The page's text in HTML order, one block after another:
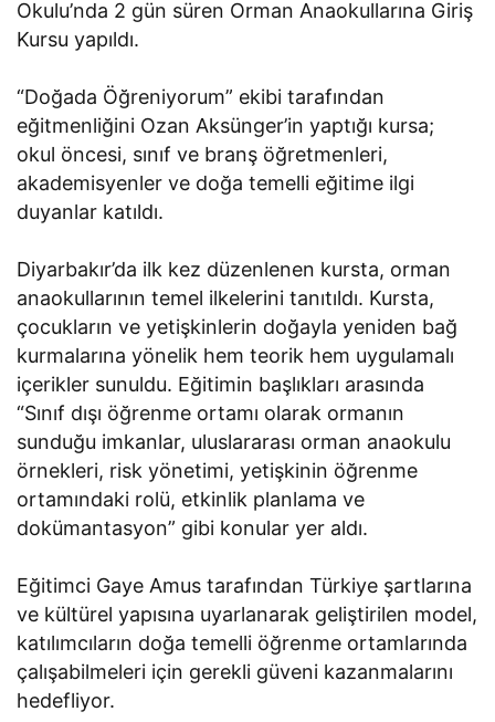
Okulu’nda 2 gün süren Orman Anaokullarına Giriş
Kursu yapıldı.
“Doğada Öğreniyorum” ekibi tarafından
eğitmenliğini Ozan Aksünger’in yaptığı kursa;
okul öncesi, sınıf ve branş öğretmenleri,
akademisyenler ve doğa temelli eğitime ilgi
duyanlar katıldı.
Diyarbakır’da ilk kez düzenlenen kursta, orman
anaokullarının temel ilkelerini tanıtıldı. Kursta,
çocukların ve yetişkinlerin doğayla yeniden bağ
kurmalarına yönelik hem teorik hem uygulamalı
içerikler sunuldu. Eğitimin başlıkları arasında
“Sınıf dışı öğrenme ortamı olarak ormanın
sunduğu imkanlar, uluslararası orman anaokulu
örnekleri, risk yönetimi, yetişkinin öğrenme
ortamındaki rolü, etkinlik planlama ve
dokümantasyon” gibi konular yer aldı.
Eğitimci Gaye Amus tarafından Türkiye şartlarına
ve kültürel yapısına uyarlanarak geliştirilen model,
katılımcıların doğa temelli öğrenme ortamlarında
çalışabilmeleri için gerekli güveni kazanmalarını
hedefliyor.